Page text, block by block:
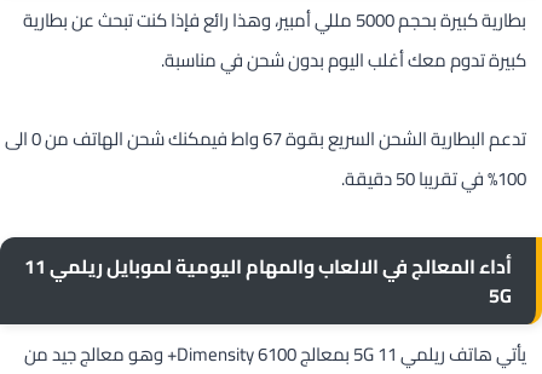
بطارية كبيرة بحجم 5000 مللي أمبير، وهذا رائع فإذا كنت تبحث عن بطارية
كبيرة تدوم معك أغلب اليوم بدون شحن في مناسبة.
تدعم البطارية الشحن السريع بقوة 67 واط فيمكنك شحن الهاتف من 0 الى
100% في تقريبا 50 دقيقة.
أداء المعالج في الالعاب والمهام اليومية لموبايل ريلمي 11
5G
يأتي هاتف ريلمي 11 5G بمعالج Dimensity 6100+ وهو معالج جيد من